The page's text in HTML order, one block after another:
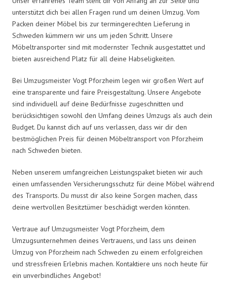
unterstützt dich bei allen Fragen rund um deinen Umzug. Vom
Packen deiner Möbel bis zur termingerechten Lieferung in
Schweden kümmern wir uns um jeden Schritt. Unsere
Möbeltransporter sind mit modernster Technik ausgestattet und
bieten ausreichend Platz für all deine Habseligkeiten.
Bei Umzugsmeister Vogt Pforzheim legen wir großen Wert auf
eine transparente und faire Preisgestaltung. Unsere Angebote
sind individuell auf deine Bedürfnisse zugeschnitten und
berücksichtigen sowohl den Umfang deines Umzugs als auch dein
Budget. Du kannst dich auf uns verlassen, dass wir dir den
bestmöglichen Preis für deinen Möbeltransport von Pforzheim
nach Schweden bieten.
Neben unserem umfangreichen Leistungspaket bieten wir auch
einen umfassenden Versicherungsschutz für deine Möbel während
des Transports. Du musst dir also keine Sorgen machen, dass
deine wertvollen Besitztümer beschädigt werden könnten.
Vertraue auf Umzugsmeister Vogt Pforzheim, dem
Umzugsunternehmen deines Vertrauens, und lass uns deinen
Umzug von Pforzheim nach Schweden zu einem erfolgreichen
und stressfreien Erlebnis machen. Kontaktiere uns noch heute für
ein unverbindliches Angebot!